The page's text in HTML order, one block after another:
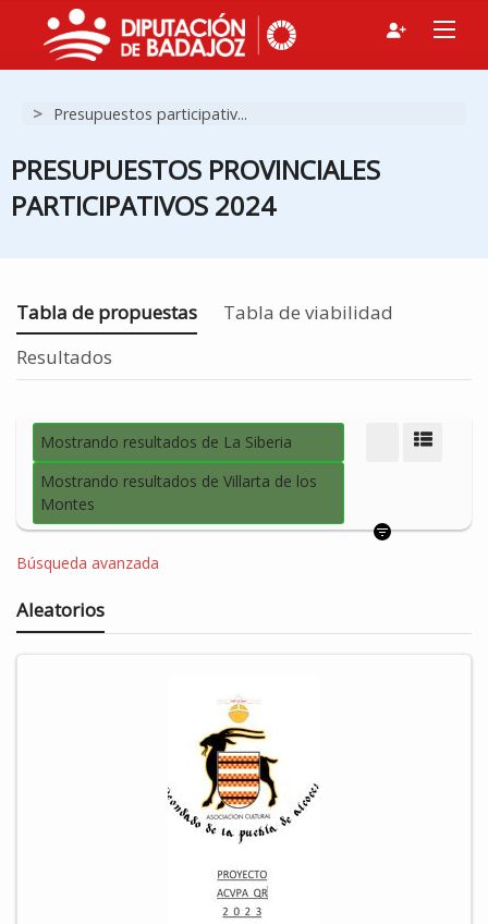
> Presupuestos participativ...
PRESUPUESTOS PROVINCIALES
PARTICIPATIVOS 2024
Estás en
Tabla de propuestas
Tabla de viabilidad
Resultados
Mostrando resultados de La Siberia
Mostrando resultados de Villarta de los
Montes
Búsqueda avanzada
Aleatorios